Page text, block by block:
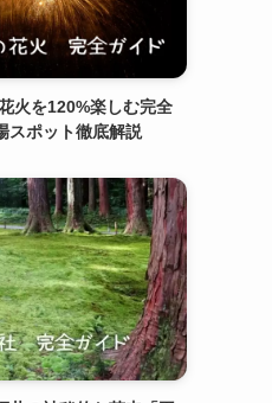
火を120%楽しむ完全
スポット徹底解説